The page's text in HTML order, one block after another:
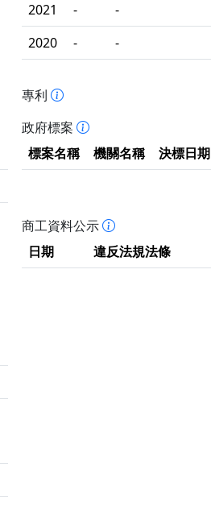
2021
- -
2020
- -
專利
政府標案
標案名稱
機關名稱 決標日期
商工資料公示
日期
違反法規法條